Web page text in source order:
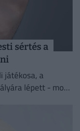
sértés a
játékosa, a
lépett - most